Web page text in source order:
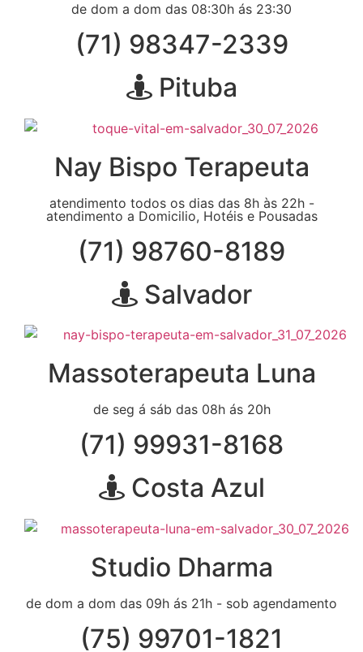
de dom a dom das 08:30h ás 23:30
(71) 98347-2339
Pituba
Nay Bispo Terapeuta
atendimento todos os dias das 8h às 22h -
atendimento a Domicilio, Hotéis e Pousadas
(71) 98760-8189
Salvador
Massoterapeuta Luna
de seg á sáb das 08h ás 20h
(71) 99931-8168
Costa Azul
Studio Dharma
de dom a dom das 09h ás 21h - sob agendamento
(75) 99701-1821